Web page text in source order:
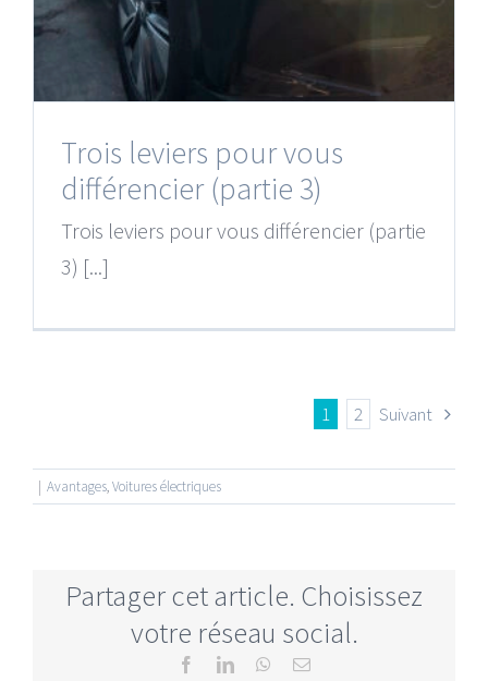
Trois leviers pour vous
différencier (partie 3)
Trois leviers pour vous différencier (partie
3) [...]
1 2 Suivant
| Avantages,Voitures électriques
Partager cet article. Choisissez
votre réseau social.
FacebookLinkedInWhatsApp
Email